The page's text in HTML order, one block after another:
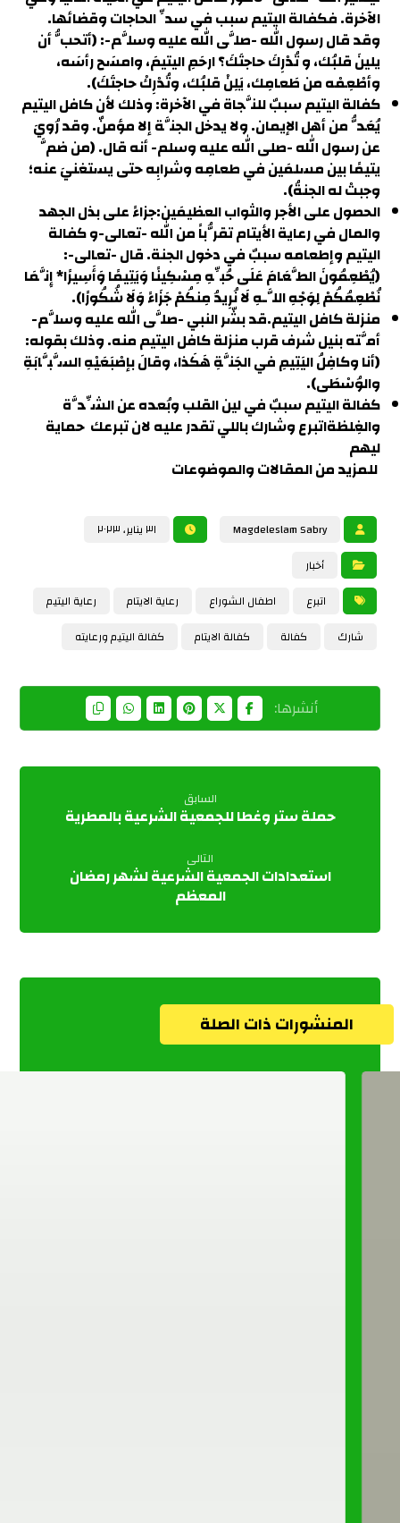
الآخرة. فكفالة اليتيم سبب في سدِّ الحاجات وقضائها.
وقد قال رسول الله -صلَّى الله عليه وسلَّم-: (أتحبُّ أن
يلينَ قلبُك، و تُدْرِكَ حاجتَكَ؟ ارحَمِ اليتيمَ، وامسَح رأسَه،
وأطْعِمْه من طَعامِك، يَلِنْ قلبُك، وتُدْرِكْ حاجتَكَ).
كفالة اليتيم سببٌ للنَّجاة في الآخرة: وذلك لأن كافل اليتيم
يُعَدُّ من أهل الإيمان. ولا يدخل الجنَّة إلا مؤمنٌ. وقد رُويَ
عن رسول الله -صلى الله عليه وسلم- أنه قال. (من ضمَّ
يتيمًا بين مسلمَين في طعامِه وشرابِه حتى يستغنيَ عنه؛
وجبتْ له الجنةُ).
الحصول على الأجر والثواب العظيمَين:جزاءً على بذل الجهد
والمال في رعاية الأيتام تقرُّباً من الله -تعالى-و كفالة
اليتيم وإطعامه سببٌ في دخول الجنة. قال -تعالى-:
(يُطْعِمُونَ الطَّعَامَ عَلَى حُبِّهِ مِسْكِينًا وَيَتِيمًا وَأَسِيرًا* إِنَّمَا
نُطْعِمُكُمْ لِوَجْهِ اللَّـهِ لَا نُرِيدُ مِنكُمْ جَزَاءً وَلَا شُكُورًا).
منزلة كافل اليتيم.قد بشّر النبي -صلَّى الله عليه وسلَّم-
أمَّته بنيل شرف قرب منزلة كافل اليتيم منه. وذلك بقوله:
(أنا وكافِلُ اليَتِيمِ في الجَنَّةِ هَكَذا، وقالَ بإصْبَعَيْهِ السَّبَّابَةِ
والوُسْطَى).
كفالة اليتيم سببٌ في لين القلب وبُعده عن الشِّدَّة
والغِلظةاتبرع وشارك باللي تقدر عليه لان تبرعك حماية
ليهم
للمزيد من المقالات والموضوعات
Magdeleslam Sabry
٣١ يناير، ٢٠٢٣
أخبار
اتبرع
اطفال الشوراع رعاية الايتام
رعاية اليتيم
شارك
كفالة كفالة الايتام كفالة اليتيم ورعايته
السابق
حملة ستر وغطا للجمعية الشرعية بالمطرية
التالى
استعدادات الجمعية الشرعية لشهر رمضان
المعظم
المنشورات ذات الصلة